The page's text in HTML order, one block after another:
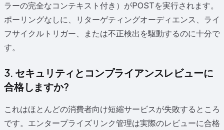
ラーの完全なコンテキスト付き）がPOSTを実行されます。
ポーリングなしに、リターゲティングオーディエンス、ライ
フサイクルトリガー、または不正検出を駆動するのに十分で
す。
3. セキュリティとコンプライアンスレビューに
合格しますか?
これはほとんどの消費者向け短縮サービスが失敗するところ
です。エンタープライズリンク管理は実際のレビューに合格